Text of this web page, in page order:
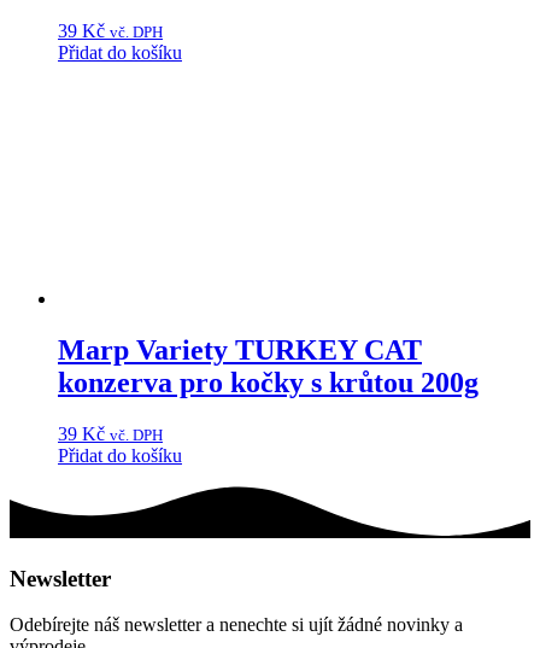
39 Kč vč. DPH
Přidat do košíku
Marp Variety TURKEY CAT
konzerva pro kočky s krůtou 200g
39 Kč vč. DPH
Přidat do košíku
Newsletter
Odebírejte náš newsletter a nenechte si ujít žádné novinky a